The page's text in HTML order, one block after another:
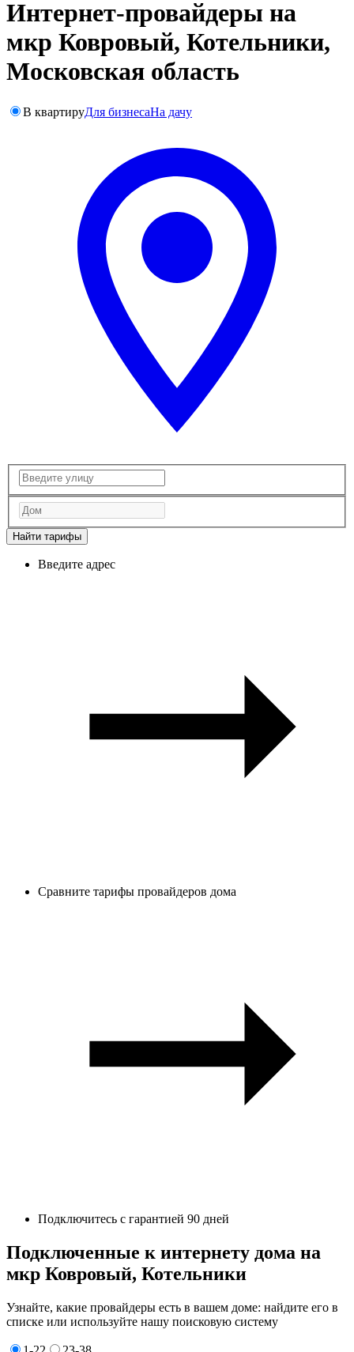
Интернет-провайдеры на
мкр Ковровый, Котельники,
Московская область
В квартируДля бизнесаНа дачу
Найти тарифы
Введите адрес
Сравните тарифы провайдеров дома
Подключитесь с гарантией 90 дней
Подключенные к интернету дома на
мкр Ковровый, Котельники
Узнайте, какие провайдеры есть в вашем доме: найдите его в
списке или используйте нашу поисковую систему